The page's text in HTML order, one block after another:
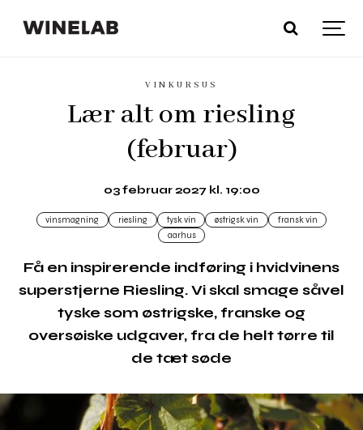
VINKURSUS
Lær alt om riesling
(februar)
03 februar 2027 kl. 19:00
vinsmagning riesling tysk vin østrigsk vin
fransk vin
aarhus
Få en inspirerende indføring i hvidvinens
superstjerne Riesling. Vi skal smage såvel
tyske som østrigske, franske og
oversøiske udgaver, fra de helt tørre til
de tæt søde